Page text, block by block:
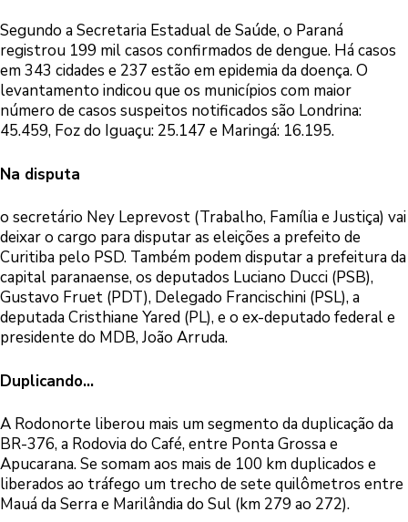
Segundo a Secretaria Estadual de Saúde, o Paraná
registrou 199 mil casos confirmados de dengue. Há casos
em 343 cidades e 237 estão em epidemia da doença. O
levantamento indicou que os municípios com maior
número de casos suspeitos notificados são Londrina:
45.459, Foz do Iguaçu: 25.147 e Maringá: 16.195.
Na disputa
o secretário Ney Leprevost (Trabalho, Família e Justiça) vai
deixar o cargo para disputar as eleições a prefeito de
Curitiba pelo PSD. Também podem disputar a prefeitura da
capital paranaense, os deputados Luciano Ducci (PSB),
Gustavo Fruet (PDT), Delegado Francischini (PSL), a
deputada Cristhiane Yared (PL), e o ex-deputado federal e
presidente do MDB, João Arruda.
Duplicando…
A Rodonorte liberou mais um segmento da duplicação da
BR-376, a Rodovia do Café, entre Ponta Grossa e
Apucarana. Se somam aos mais de 100 km duplicados e
liberados ao tráfego um trecho de sete quilômetros entre
Mauá da Serra e Marilândia do Sul (km 279 ao 272).